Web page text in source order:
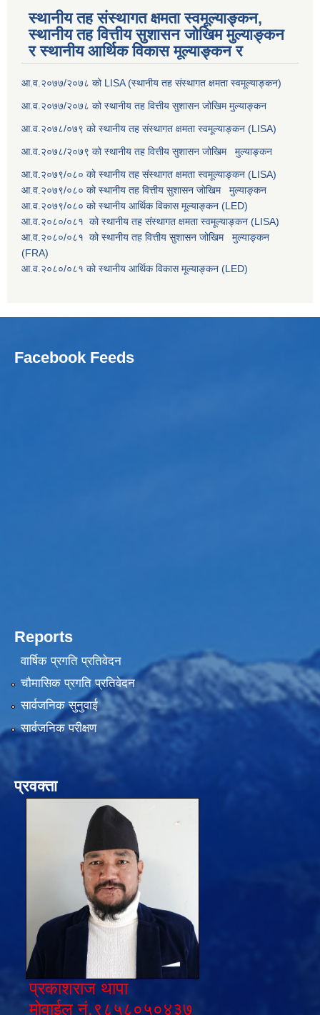
स्थानीय तह संस्थागत क्षमता स्वमूल्याङ्कन,
स्थानीय तह वित्तीय सुशासन जोखिम मुल्याङ्कन
र स्थानीय आर्थिक विकास मूल्याङ्कन र
आ.व.२०७७/२०७८ को LISA (स्थानीय तह संस्थागत क्षमता स्वमूल्याङ्कन)
आ.व.२०७७/२०७८ को स्थानीय तह वित्तीय सुशासन जोखिम मुल्याङ्कन
आ.व.२०७८/०७९ को स्थानीय तह संस्थागत क्षमता स्वमूल्याङ्कन (LISA)
आ.व.२०७८/२०७९ को स्थानीय तह वित्तीय सुशासन जोखिम मुल्याङ्कन
आ.व.२०७९/०८० को स्थानीय तह संस्थागत क्षमता स्वमूल्याङ्कन (LISA)
आ.व.२०७९/०८० को स्थानीय तह वित्तीय सुशासन जोखिम मुल्याङ्कन
आ.व.२०७९/०८० को स्थानीय आर्थिक विकास मूल्याङ्कन (LED)
आ.व.२०८०/०८१ को स्थानीय तह संस्थागत क्षमता स्वमूल्याङ्कन (LISA)
आ.व.२०८०/०८१ को स्थानीय तह वित्तीय सुशासन जोखिम मुल्याङ्कन
(FRA)
आ.व.२०८०/०८१ को स्थानीय आर्थिक विकास मूल्याङ्कन (LED)
Facebook Feeds
Reports
वार्षिक प्रगति प्रतिवेदन
चौमासिक प्रगति प्रतिवेदन
सार्वजनिक सुनुवाई
सार्वजनिक परीक्षण
प्रवक्ता
प्रकाशराज थापा
मोवाईल नं.९८५८०५०४३७